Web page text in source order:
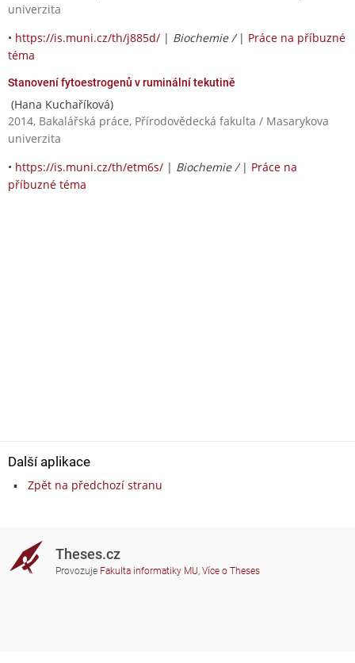
univerzita
• https://is.muni.cz/th/j885d/ | Biochemie / | Práce na příbuzné
téma
Stanovení fytoestrogenů v ruminální tekutině
(Hana Kuchaříková)
2014, Bakalářská práce, Přírodovědecká fakulta / Masarykova
univerzita
• https://is.muni.cz/th/etm6s/ | Biochemie / | Práce na
příbuzné téma
Další aplikace
Zpět na předchozí stranu
Theses.cz
Provozuje Fakulta informatiky MU, Více o Theses